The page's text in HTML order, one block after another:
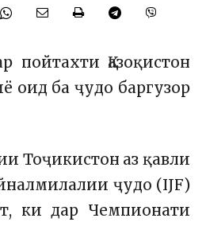
пойтахти Қазоқистон
оид ба ҷудо баргузор
Тоҷикистон аз қавли
ҷудо (IJF)
ки дар Чемпионати